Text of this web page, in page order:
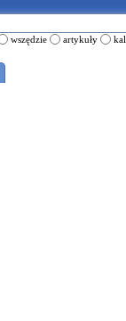
wszędzie artykuły